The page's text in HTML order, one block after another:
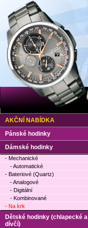
AKČNÍ NABÍDKA
Pánské hodinky
Dámské hodinky
- Mechanické
- Automatické
- Bateriové (Quartz)
- Analogové
- Digitální
- Kombinované
- Na krk
Dětské hodinky (chlapecké a
dívčí)